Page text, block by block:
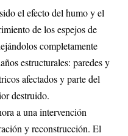
el efecto del humo y el
de los espejos de
completamente
estructurales: paredes y
afectados y parte del
destruido.
a una intervención
y reconstrucción. El